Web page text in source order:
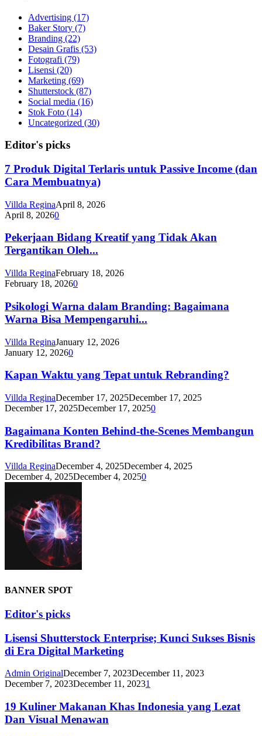
Advertising (17)
Baker Story (7)
Branding (22)
Desain Grafis (53)
Fotografi (79)
Lisensi (20)
Marketing (69)
Shutterstock (87)
Social media (16)
Stok Foto (14)
Uncategorized (30)
Editor's picks
7 Produk Digital Terlaris untuk Passive Income (dan
Cara Membuatnya)
Villda ReginaApril 8, 2026
April 8, 20260
Pekerjaan Bidang Kreatif yang Tidak Akan
Tergantikan Oleh...
Villda ReginaFebruary 18, 2026
February 18, 20260
Psikologi Warna dalam Branding: Bagaimana
Warna Bisa Mempengaruhi...
Villda ReginaJanuary 12, 2026
January 12, 20260
Kapan Waktu yang Tepat untuk Rebranding?
Villda ReginaDecember 17, 2025December 17, 2025
December 17, 2025December 17, 20250
Bagaimana Konten Behind-the-Scenes Membangun
Kredibilitas Brand?
Villda ReginaDecember 4, 2025December 4, 2025
December 4, 2025December 4, 20250
BANNER SPOT
Editor's picks
Lisensi Shutterstock Enterprise; Kunci Sukses Bisnis
di Era Digital Marketing
Admin OriginalDecember 7, 2023December 11, 2023
December 7, 2023December 11, 20231
19 Kuliner Makanan Khas Indonesia yang Lezat
Dan Visual Menawan